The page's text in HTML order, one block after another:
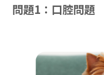
問題1：口腔問題